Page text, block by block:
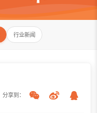
行业新闻
分享到：